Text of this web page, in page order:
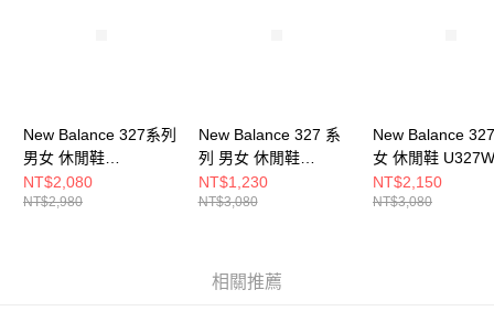
New Balance 327系列
男女 休閒鞋
U327SCA-D
NT$2,080
NT$2,980
New Balance 327 系
列 男女 休閒鞋
U327WRG-D
NT$1,230
NT$3,080
New Balance
女 休閒鞋
D
NT$2,150
NT$3,080
相關推薦